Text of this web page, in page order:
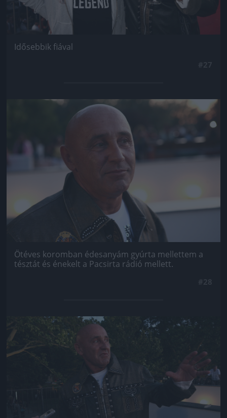
Idősebbik fiával
Jön még kép!
Ötéves koromban édesanyám gyúrta mellettem a
tésztát és énekelt a Pacsirta rádió mellett.
Jön még kép!